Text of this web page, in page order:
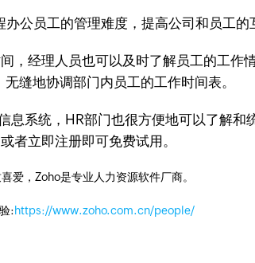
公员工的管理难度，提高公司和员工
，经理人员也可以及时了解员工的工作
缝地协调部门内员工的工作时间表。
息系统，HR部门也很方便地可以了解
者立即注册即可免费试用。
爱，Zoho是专业人力资源软件厂商。
:https://www.zoho.com.cn/people/